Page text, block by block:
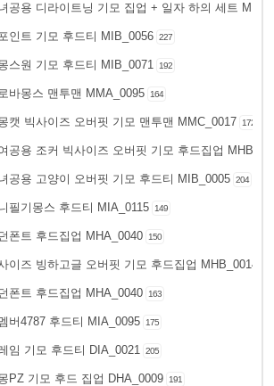
공용 디라이트닝 기모 집업 + 일자 하의 세트
인트 기모 후드티 MIB_0056 227
스원 기모 후드티 MIB_0071 192
바몽스 맨투맨 MMA_0095 164
캣 빅사이즈 오버핏 기모 맨투맨 MMC_0017 172
공용 조커 빅사이즈 오버핏 기모 후드집업
공용 고양이 오버핏 기모 후드티 MIB_0005 204
필기몽스 후드티 MIA_0115 149
폰트 후드집업 MHA_0040 150
이즈 빙하고글 오버핏 기모 후드집업 MHB_0014
폰트 후드집업 MHA_0040 163
버4787 후드티 MIA_0095 175
임 기모 후드티 DIA_0021 205
PZ 기모 후드 집업 DHA_0009 191